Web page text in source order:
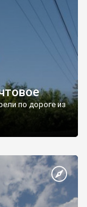
по дороге из